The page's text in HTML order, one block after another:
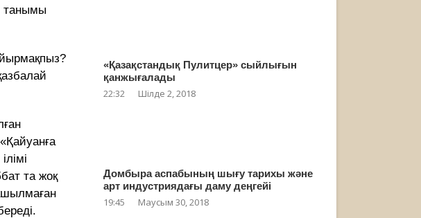
танымы
та жоқ
«Қазақстандық Пулитцер» сыйлығын
қанжығалады
22:32 Шілде 2, 2018
Домбыра аспабының шығу тарихы және
арт индустриядағы даму деңгейі
19:45 Маусым 30, 2018